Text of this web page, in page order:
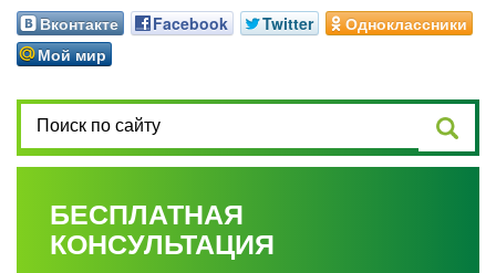
Вконтакте Facebook Twitter
Одноклассники
Мой мир
БЕСПЛАТНАЯ
КОНСУЛЬТАЦИЯ